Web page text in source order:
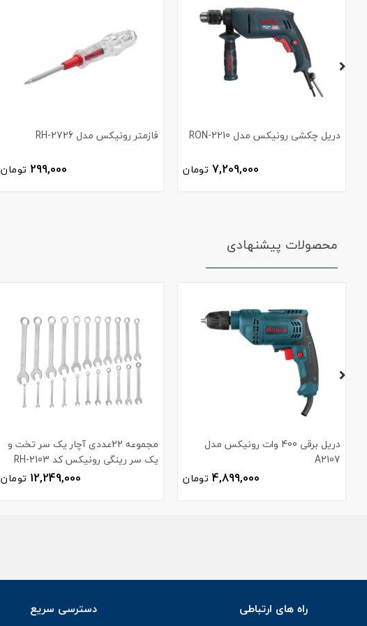
دریل چکشی رونیکس مدل RON-2210
7,209,000 تومان
فازمتر رونیکس مدل RH-2726
299,000 تومان
محصولات پیشنهادی
دریل برقی 400 وات رونیکس مدل
A2107
4,899,000 تومان
مجموعه 22عددی آچار یک سر تخت و
یک سر رینگی رونیکس کد RH-2103
12,249,000 تومان
راه های ارتباطی
دسترسی سریع